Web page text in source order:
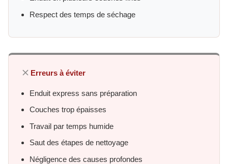
Respect des temps de séchage
Erreurs à éviter
Enduit express sans préparation
Couches trop épaisses
Travail par temps humide
Saut des étapes de nettoyage
Négligence des causes profondes